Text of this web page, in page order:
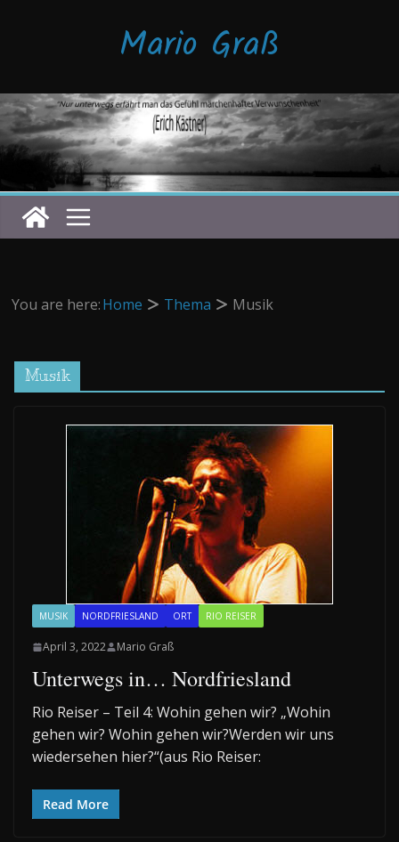
Mario Graß
You are here:Home Thema Musik
Musik
MUSIK NORDFRIESLAND ORT RIO REISER
April 3, 2022 Mario Graß
Unterwegs in… Nordfriesland
Rio Reiser – Teil 4: Wohin gehen wir? „Wohin
gehen wir? Wohin gehen wir?Werden wir uns
wiedersehen hier?“(aus Rio Reiser:
Read More